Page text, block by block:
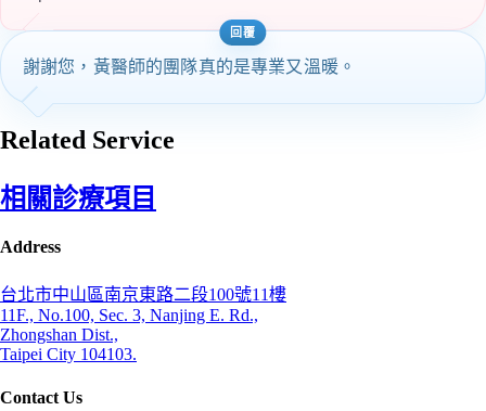
謝謝您，黃醫師的團隊真的是專業又溫暖。
Related Service
相關診療項目
Address
台北市中山區南京東路二段100號11樓
11F., No.100, Sec. 3, Nanjing E. Rd.,
Zhongshan Dist.,
Taipei City 104103.
Contact Us